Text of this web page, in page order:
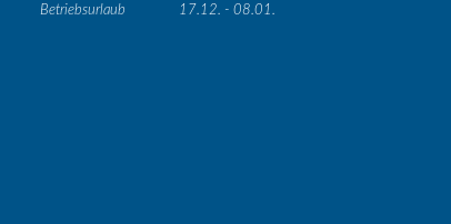
Betriebsurlaub
17.12. - 08.01.